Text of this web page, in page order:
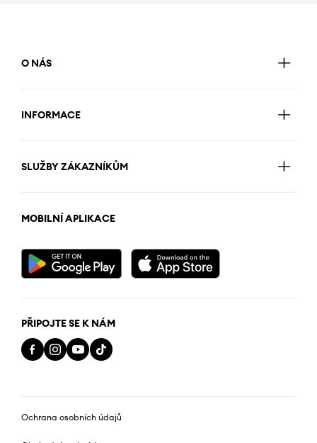
O NÁS
INFORMACE
SLUŽBY ZÁKAZNÍKŮM
MOBILNÍ APLIKACE
PŘIPOJTE SE K NÁM
Ochrana osobních údajů